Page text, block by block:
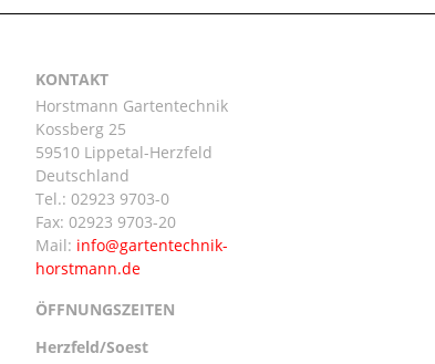
KONTAKT
Horstmann Gartentechnik
Kossberg 25
59510 Lippetal-Herzfeld
Deutschland
Tel.: 02923 9703-0
Fax: 02923 9703-20
Mail:
ÖFFNUNGSZEITEN
Herzfeld/Soest